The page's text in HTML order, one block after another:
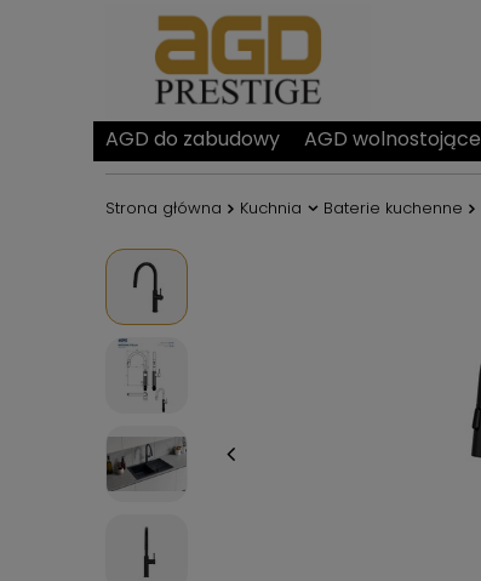
AGD do zabudowy AGD wolnostojące
Strona główna Kuchnia Baterie kuchenne